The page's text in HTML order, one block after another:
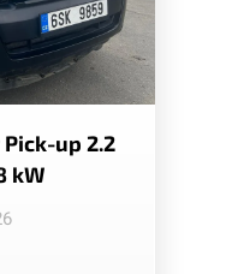
up 2.2
kW